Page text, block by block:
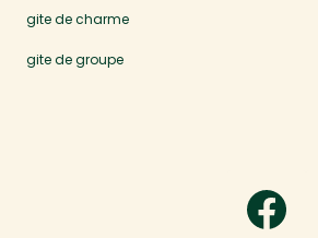
gite de charme
gite de groupe